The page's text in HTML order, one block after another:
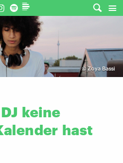
©Zoya Bassi
DJ keine
hast